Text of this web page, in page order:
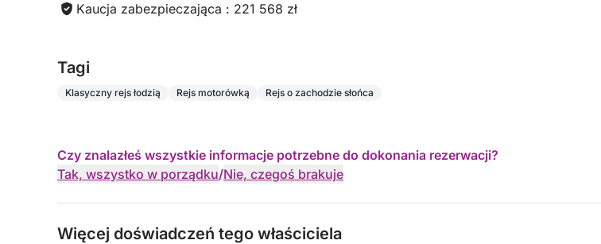
Kaucja zabezpieczająca : 221 568 zł
Tagi
Klasyczny rejs łodzią Rejs motorówką Rejs o zachodzie słońca
Czy znalazłeś wszystkie informacje potrzebne do dokonania rezerwacji?
Tak, wszystko w porządku/Nie, czegoś brakuje
Więcej doświadczeń tego właściciela